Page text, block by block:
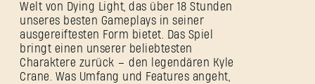
Welt von Dying Light, das über 18 Stunden
unseres besten Gameplays in seiner
ausgereiftesten Form bietet. Das Spiel
bringt einen unserer beliebtesten
Charaktere zurück – den legendären Kyle
Crane. Was Umfang und Features angeht,